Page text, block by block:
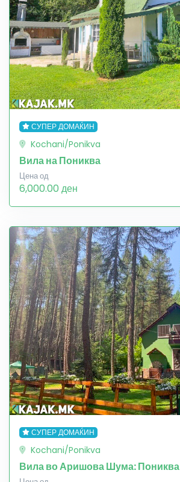
СУПЕР ДОМАЌИН
Kochani/Ponikva
Вила на Пониква
Цена од
6,000.00 ден
СУПЕР ДОМАЌИН
Kochani/Ponikva
Вила во Аришова Шума: Пониква